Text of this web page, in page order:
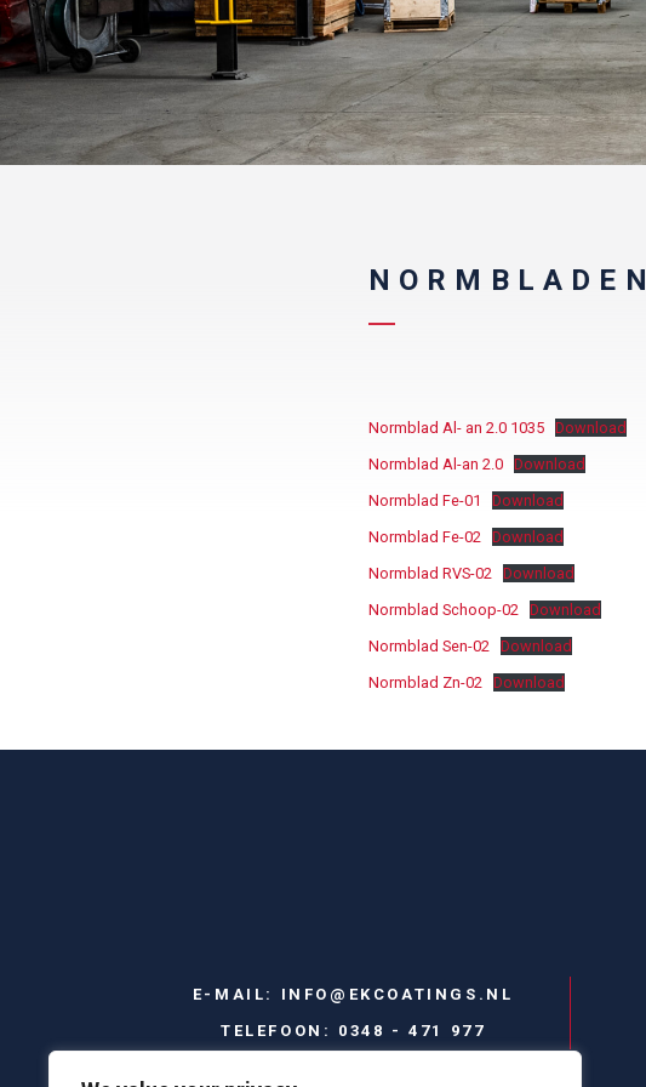
NORMBLADEN
Normblad Al- an 2.0 1035
Download
Normblad Al-an 2.0
Download
Normblad Fe-01
Download
Normblad Fe-02
Download
Normblad RVS-02
Download
Normblad Schoop-02
Download
Normblad Sen-02
Download
Normblad Zn-02
Download
E-MAIL: INFO@EKCOATINGS.NL
TELEFOON: 0348 - 471 977